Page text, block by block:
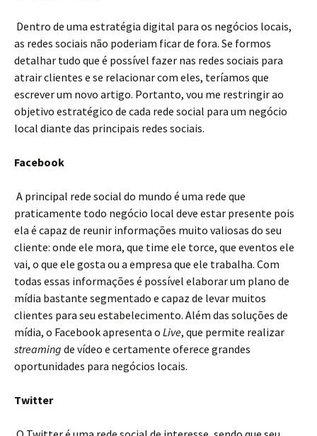
Dentro de uma estratégia digital para os negócios locais,
as redes sociais não poderiam ficar de fora. Se formos
detalhar tudo que é possível fazer nas redes sociais para
atrair clientes e se relacionar com eles, teríamos que
escrever um novo artigo. Portanto, vou me restringir ao
objetivo estratégico de cada rede social para um negócio
local diante das principais redes sociais.
Facebook
A principal rede social do mundo é uma rede que
praticamente todo negócio local deve estar presente pois
ela é capaz de reunir informações muito valiosas do seu
cliente: onde ele mora, que time ele torce, que eventos ele
vai, o que ele gosta ou a empresa que ele trabalha. Com
todas essas informações é possível elaborar um plano de
mídia bastante segmentado e capaz de levar muitos
clientes para seu estabelecimento. Além das soluções de
mídia, o Facebook apresenta o Live, que permite realizar
streaming de vídeo e certamente oferece grandes
oportunidades para negócios locais.
Twitter